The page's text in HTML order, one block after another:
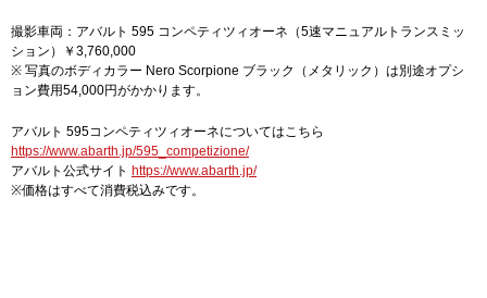
撮影車両：アバルト 595 コンペティツィオーネ（5速マニュアルトランスミッ
ション）￥3,760,000
※ 写真のボディカラー Nero Scorpione ブラック（メタリック）は別途オプシ
ョン費用54,000円がかかります。
アバルト 595コンペティツィオーネについてはこちら
https://www.abarth.jp/595_competizione/
アバルト公式サイト https://www.abarth.jp/
※価格はすべて消費税込みです。